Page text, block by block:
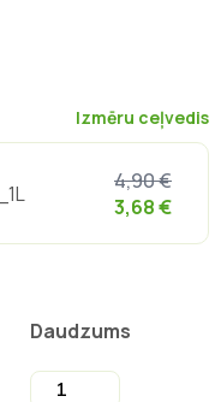
Izmēru ceļvedis
4,90 €
3,68 €
Daudzums